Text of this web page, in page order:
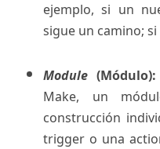
ejemplo, si un
sigue un camino;
Module(Módulo):
Make, un
construcción
trigger o una